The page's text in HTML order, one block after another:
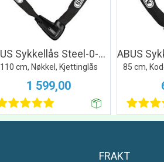
ABUS Sykkellås Steel-0-Chain 9808
110 cm, Nøkkel, Kjettinglås
1 599,00
85 cm,
FRAKT